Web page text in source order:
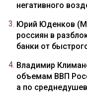
негативного
Юрий Юденков
россиян в
банки от
Владимир
объемам ВВП
а по